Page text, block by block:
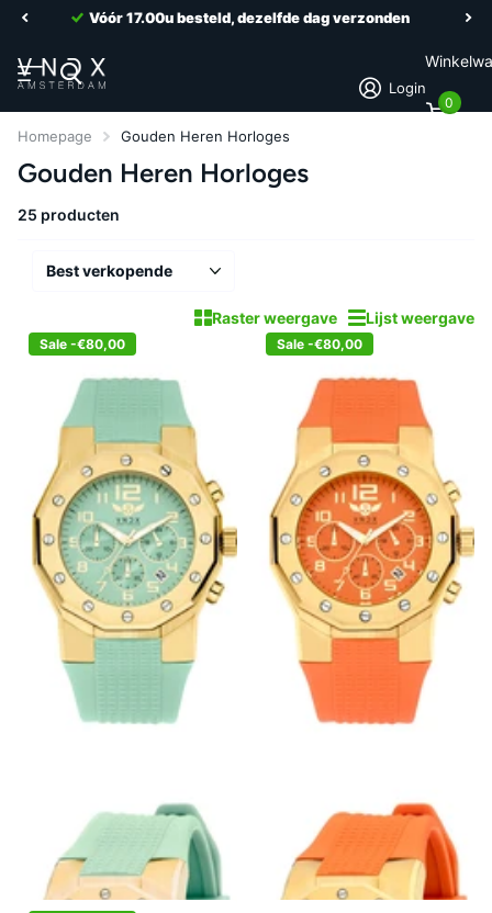
2 jaar garantie
Login
0
Homepage Gouden Heren Horloges
Gouden Heren Horloges
25 producten
Raster weergave Lijst weergave
Sale -€80,00
€249,00
Sale -€80,00
€249,00